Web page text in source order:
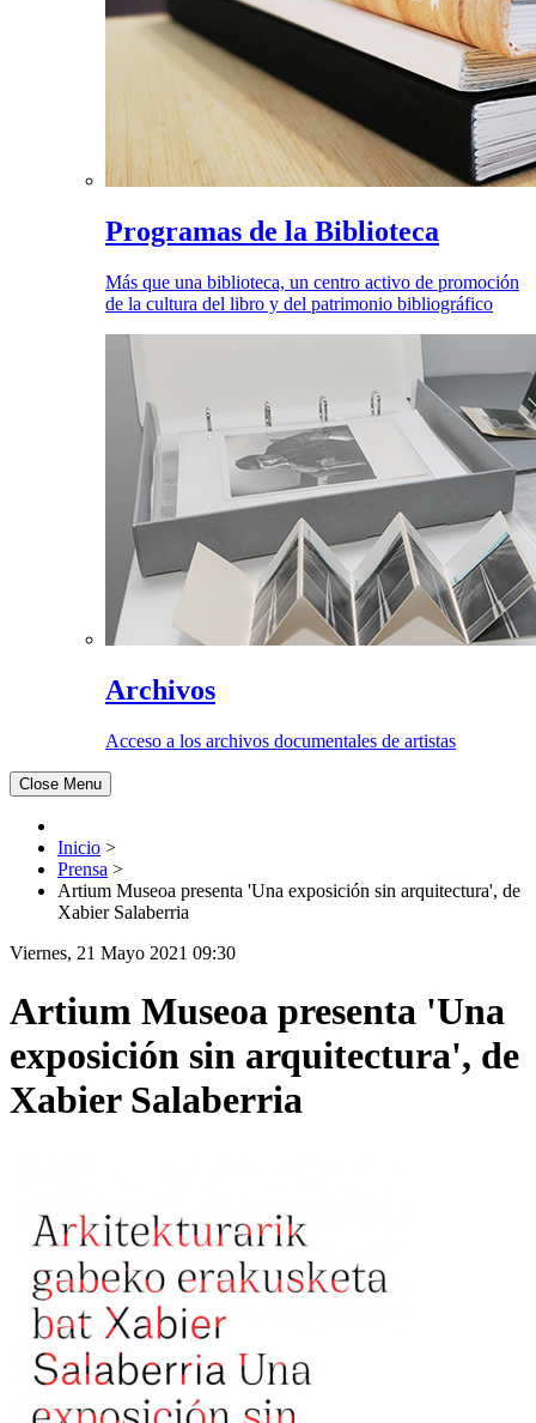
Programas de la Biblioteca
Más que una biblioteca, un centro activo de promoción
de la cultura del libro y del patrimonio bibliográfico
Archivos
Acceso a los archivos documentales de artistas
Close Menu
Inicio >
Prensa >
Artium Museoa presenta 'Una exposición sin arquitectura', de
Xabier Salaberria
Viernes, 21 Mayo 2021 09:30
Artium Museoa presenta 'Una
exposición sin arquitectura', de
Xabier Salaberria